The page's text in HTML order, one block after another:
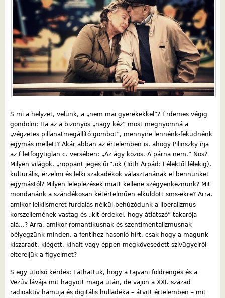
S mi a helyzet, velünk, a „nem mai gyerekekkel”? Érdemes végig
gondolni: Ha az a bizonyos „nagy kéz” most megnyomná a
„végzetes pillanatmegállító gombot”, mennyire lennénk-feküdnénk
egymás mellett? Akár abban az értelemben is, ahogy Pilinszky írja
az Életfogytiglan c. versében: „Az ágy közös. A párna nem.” Nos?
Milyen világok, „roppant jeges űr”.ök (Tóth Árpád: Lélektől lélekig),
kulturális, érzelmi és lelki szakadékok választanának el bennünket
egymástól? Milyen leleplezések miatt kellene szégyenkeznünk? Mit
mondanánk a szándékosan kétértelműen elküldött sms-ekre? Arra,
amikor lelkiismeret-furdalás nélkül behúzódunk a liberalizmus
korszellemének vastag és „kit érdekel, hogy átlátszó”-takarója
alá...? Arra, amikor romantikusnak és szentimentalizmusnak
bélyegzünk minden, a fentihez hasonló hírt, csak hogy a magunk
kiszáradt, kiégett, kihalt vagy éppen megkövesedett szívügyeiről
eltereljük a figyelmet?
S egy utolsó kérdés: Láthattuk, hogy a tajvani földrengés és a
Vezúv lávája mit hagyott maga után, de vajon a XXI. század
radioaktív hamuja és digitális hulladéka – átvitt értelemben – mit